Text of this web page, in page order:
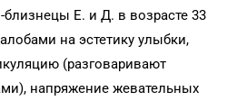
близнецы Е. и Д. в возрасте 33
на эстетику улыбки,
(разговаривают
напряжение жевательных